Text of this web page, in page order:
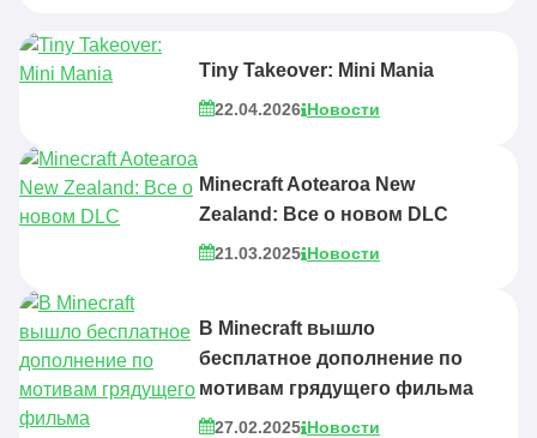
Tiny Takeover: Mini Mania
22.04.2026 Новости
Minecraft Aotearoa New
Zealand: Все о новом DLC
21.03.2025 Новости
В Minecraft вышло
бесплатное дополнение по
мотивам грядущего фильма
27.02.2025 Новости